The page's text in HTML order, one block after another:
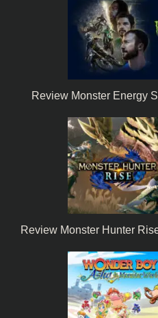
Review Monster Energy
Review Monster Hunter